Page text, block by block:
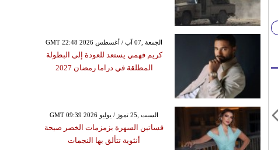
GMT 22:48 2026 الجمعة ,07 آب / أغسطس
كريم فهمي يستعد للعودة إلى البطولة
المطلقة في دراما رمضان 2027
GMT 09:39 2026 السبت ,25 تموز / يوليو
فساتين السهرة بزمزمات الخصر صيحة
أنثوية تتألق بها النجمات